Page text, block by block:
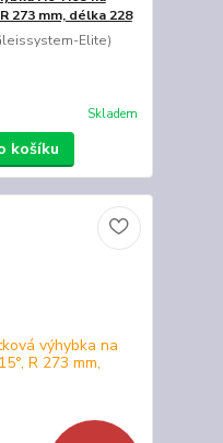
273 mm, délka 228
Elite)
Skladem
košíku